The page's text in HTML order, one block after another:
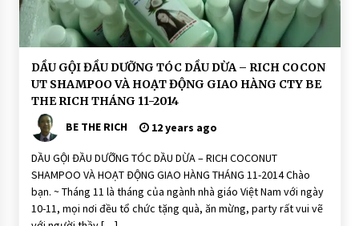
D
u
G
Đ
ầ
u
D
ư
ỡ
n
g
T
DẦU GỘI ĐẦU DƯỠNG TÓC DẦU DỪA – RICH COCON
UT SHAMPOO VÀ HOẠT ĐỘNG GIAO HÀNG CTY BE
THE RICH THÁNG 11-2014
BE THE RICH
12 years ago
DẦU GỘI ĐẦU DƯỠNG TÓC DẦU DỪA – RICH COCONUT
SHAMPOO VÀ HOẠT ĐỘNG GIAO HÀNG THÁNG 11-2014 Chào
bạn. ~ Tháng 11 là tháng của ngành nhà giáo Việt Nam với ngày
10-11, mọi nơi đều tổ chức tặng quà, ăn mừng, party rất vui vẽ